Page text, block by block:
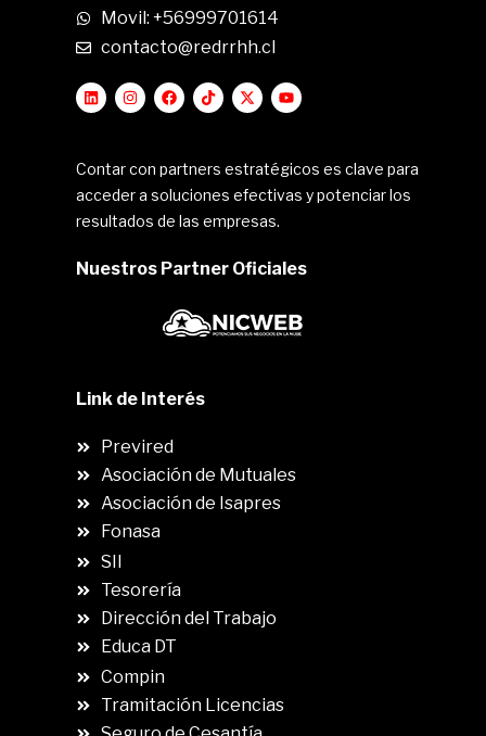
Movil: +56999701614
contacto@redrrhh.cl
Contar con partners estratégicos es clave para
acceder a soluciones efectivas y potenciar los
resultados de las empresas.
Nuestros Partner Oficiales
Link de Interés
Previred
Asociación de Mutuales
Asociación de Isapres
Fonasa
SII
Tesorería
Dirección del Trabajo
Educa DT
Compin
Tramitación Licencias